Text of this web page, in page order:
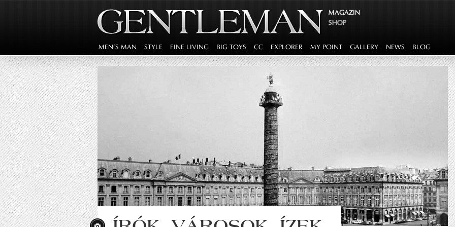
MAGAZIN
SHOP
MEN'S MAN STYLE FINE LIVING BIG TOYS CC EXPLORER MY POINT GALLERY NEWS BLOG